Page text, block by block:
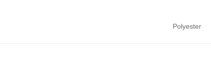
Polyester